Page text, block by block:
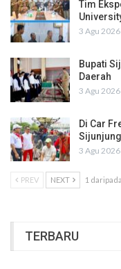
Tim
3 Agu 2026
Bupati
Daerah
3 Agu 2026
Di Car
3 Agu 2026
PREV NEXT 1
TERBARU